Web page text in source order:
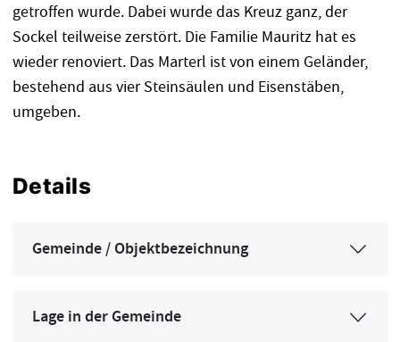
getroffen wurde. Dabei wurde das Kreuz ganz, der
Sockel teilweise zerstört. Die Familie Mauritz hat es
wieder renoviert. Das Marterl ist von einem Geländer,
bestehend aus vier Steinsäulen und Eisenstäben,
umgeben.
Details
Gemeinde / Objektbezeichnung
Lage in der Gemeinde